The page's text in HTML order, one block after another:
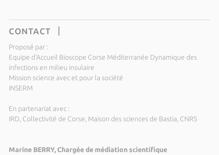
CONTACT
Proposé par :
Equipe d'Accueil Bioscope Corse Méditerranée Dynamique des
infections en milieu insulaire
Mission science avec et pour la société
INSERM
En partenariat avec :
IRD, Collectivité de Corse, Maison des sciences de Bastia, CNRS
Marine BERRY, Chargée de médiation scientifique